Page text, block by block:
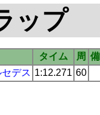
ップ
タイム 周
セデス 1:12.271 60